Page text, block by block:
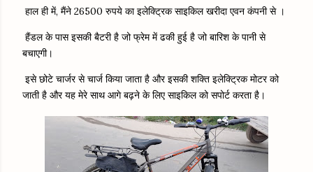
हाल ही में, मैंने 26500 रुपये का इलेक्ट्रिक साइकिल खरीदा एवन कंपनी से ।
हैंडल के पास इसकी बैटरी है जो फ्रेम में ढकी हुई है जो बारिश के पानी से
बचाएगी।
इसे छोटे चार्जर से चार्ज किया जाता है और इसकी शक्ति इलेक्ट्रिक मोटर को
जाती है और यह मेरे साथ आगे बढ़ने के लिए साइकिल को सपोर्ट करता है।